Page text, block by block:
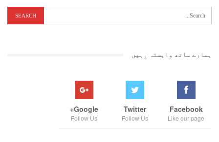
ہمارے ساتھ وابستہ رہیں
Facebook
Like our page
Twitter
Follow Us
Google+
Follow Us